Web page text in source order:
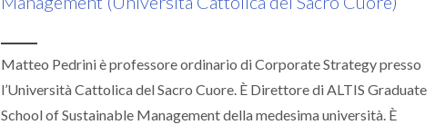
Matteo Pedrini è professore ordinario di Corporate Strategy presso
l’Università Cattolica del Sacro Cuore. È Direttore di ALTIS Graduate
School of Sustainable Management della medesima università. È